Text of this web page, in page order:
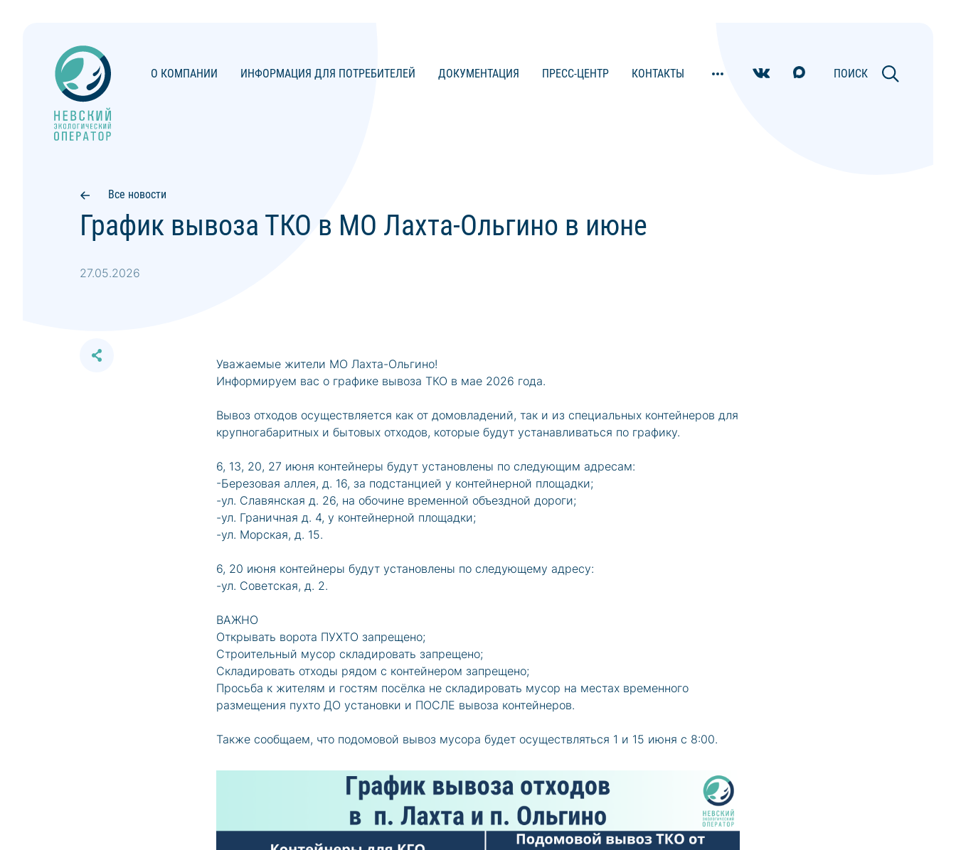
О КОМПАНИИ ИНФОРМАЦИЯ ДЛЯ ПОТРЕБИТЕЛЕЙ ДОКУМЕНТАЦИЯ ПРЕСС-ЦЕНТР КОНТАКТЫ ПОИСК
Все новости
График вывоза ТКО в МО Лахта-Ольгино в июне
27.05.2026
Уважаемые жители МО Лахта-Ольгино!
Информируем вас о графике вывоза ТКО в мае 2026 года.
Вывоз отходов осуществляется как от домовладений, так и из специальных контейнеров для
крупногабаритных и бытовых отходов, которые будут устанавливаться по графику.
6, 13, 20, 27 июня контейнеры будут установлены по следующим адресам:
-Березовая аллея, д. 16, за подстанцией у контейнерной площадки;
-ул. Славянская д. 26, на обочине временной объездной дороги;
-ул. Граничная д. 4, у контейнерной площадки;
-ул. Морская, д. 15.
6, 20 июня контейнеры будут установлены по следующему адресу:
-ул. Советская, д. 2.
ВАЖНО
Открывать ворота ПУХТО запрещено;
Строительный мусор складировать запрещено;
Складировать отходы рядом с контейнером запрещено;
Просьба к жителям и гостям посёлка не складировать мусор на местах временного
размещения пухто ДО установки и ПОСЛЕ вывоза контейнеров.
Также сообщаем, что подомовой вывоз мусора будет осуществляться 1 и 15 июня с 8:00.